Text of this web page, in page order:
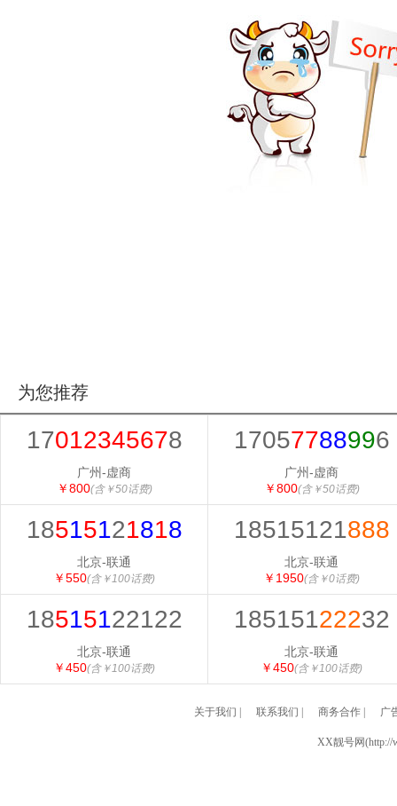
为您推荐
17012345678
广州-虚商
￥800(含￥50话费)
17057788996
广州-虚商
￥800(含￥50话费)
18515121818
北京-联通
￥550(含￥100话费)
18515121888
北京-联通
￥1950(含￥0话费)
18515122122
北京-联通
￥450(含￥100话费)
18515122232
北京-联通
￥450(含￥100话费)
关于我们 联系我们 商务合作| 广
XX靓号网(http://